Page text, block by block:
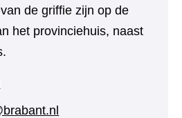
de griffie zijn op de
het provinciehuis, naast